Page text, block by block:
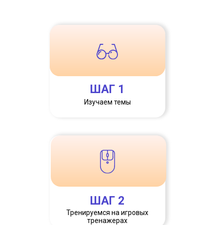
Изучаем темы
ШАГ 1
Тренируемся на игровых
тренажерах
ШАГ 2